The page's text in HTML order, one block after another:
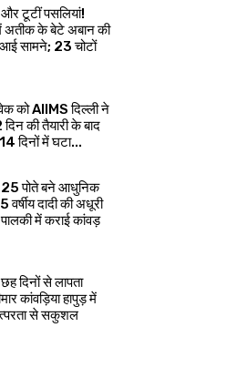
टूटीं पसलियां!
के बेटे अबान की
आई सामने; 23 चोटों
को AIIMS दिल्ली ने
की तैयारी के बाद
दिनों में घटा...
पोते बने आधुनिक
दादी की अधूरी
में कराई कांवड़
दिनों से लापता
कांवड़िया हापुड़ में
से सकुशल